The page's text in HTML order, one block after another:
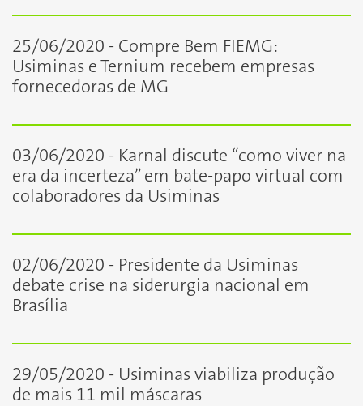
25/06/2020 - Compre Bem FIEMG:
Usiminas e Ternium recebem empresas
fornecedoras de MG
03/06/2020 - Karnal discute “como viver na
era da incerteza” em bate-papo virtual com
colaboradores da Usiminas
02/06/2020 - Presidente da Usiminas
debate crise na siderurgia nacional em
Brasília
29/05/2020 - Usiminas viabiliza produção
de mais 11 mil máscaras